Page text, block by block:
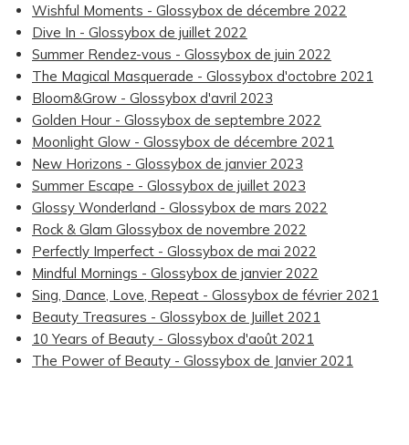
Wishful Moments - Glossybox de décembre 2022
Dive In - Glossybox de juillet 2022
Summer Rendez-vous - Glossybox de juin 2022
The Magical Masquerade - Glossybox d'octobre 2021
Bloom&Grow - Glossybox d'avril 2023
Golden Hour - Glossybox de septembre 2022
Moonlight Glow - Glossybox de décembre 2021
New Horizons - Glossybox de janvier 2023
Summer Escape - Glossybox de juillet 2023
Glossy Wonderland - Glossybox de mars 2022
Rock & Glam Glossybox de novembre 2022
Perfectly Imperfect - Glossybox de mai 2022
Mindful Mornings - Glossybox de janvier 2022
Sing, Dance, Love, Repeat - Glossybox de février 2021
Beauty Treasures - Glossybox de Juillet 2021
10 Years of Beauty - Glossybox d'août 2021
The Power of Beauty - Glossybox de Janvier 2021